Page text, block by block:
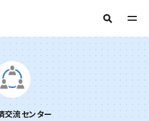
官連携
技術開発
交流センター